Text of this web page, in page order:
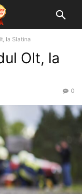
la Slatina
Olt, la
0